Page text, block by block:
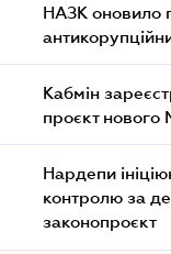
НАЗК оновило
Кабмін
проєкт нового
Нардепи
контролю за
законопроєкт